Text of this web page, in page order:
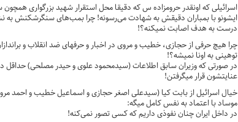
اسرائیلی که اونقدر حرومزاده س که دقیقا محل استقرار شهید بزرگواری
ایشونو با بمباران دقیقش به شهادت می‌رسونه! چرا بمب‌های سنگرشکنش
درست به هدف اصابت نمیکنه؟!
چرا هیچ حرفی از حجازی، خطیب و مروی در اخبار و حرفهای ضد انقلاب و
توهینی به اونا نمیشه؟!
در صورتی که وزیران سابق اطلاعات (سیدمحمود علوی و حیدر مصلحی) حداقل
عنایتشون قرار میگرفتن!
خیال اسرائیل از بابت کیا (سیدعلی اصغر حجازی و اسماعیل خطیب و احمد
موساد با اعتماد به نفس کامل میگه:
در داخل ایران چنان نفوذی داریم که کسی تصور نمی‌کنه!